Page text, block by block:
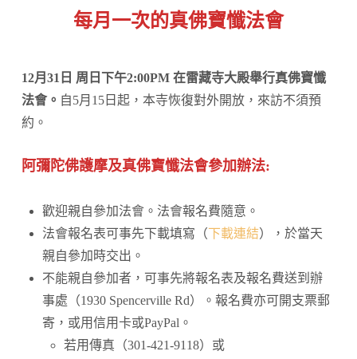
每月一次的真佛寶懺法會
12月31日 周日下午2:00PM 在雷藏寺大殿舉行真佛寶懺
法會。 自5月15日起，本寺恢復對外開放，來訪不須預
約。
阿彌陀佛護摩及真佛寶懺法會參加辦法:
歡迎親自參加法會。法會報名費隨意。
法會報名表可事先下載填寫（下載連結），於當天
親自參加時交出。
不能親自參加者，可事先將報名表及報名費送到辦
事處（1930 Spencerville Rd）。報名費亦可開支票郵
寄，或用信用卡或PayPal。
若用傳真（301-421-9118）或